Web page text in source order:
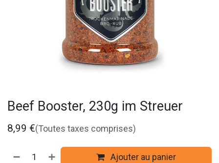
Beef Booster, 230g im Streuer
8,99 €(Toutes taxes comprises)
Ajouter au panier